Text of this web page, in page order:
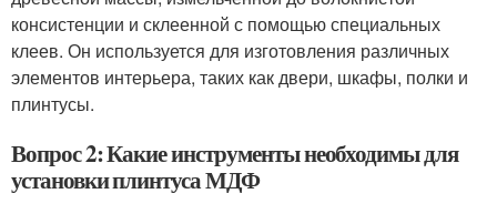
консистенции и склеенной с помощью специальных
клеев. Он используется для изготовления различных
элементов интерьера, таких как двери, шкафы, полки и
плинтусы.
Вопрос 2: Какие инструменты необходимы для
установки плинтуса МДФ